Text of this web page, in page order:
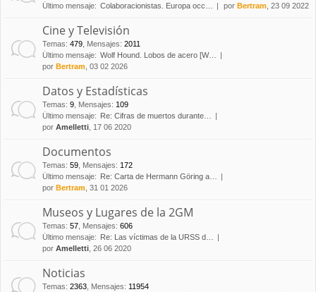
Último mensaje: Colaboracionistas. Europa occ… por Bertram , 23 09 2022
Cine y Televisión
Temas: 479 Mensajes: 2011
Último mensaje: Wolf Hound. Lobos de acero [W…
por Bertram , 03 02 2026
Datos y Estadísticas
Temas: 9 Mensajes: 109
Último mensaje:
Re: Cifras de muertos durante…
por Amelletti , 17 06 2020
Documentos
Temas: 59 Mensajes: 172
Último mensaje:
Re: Carta de Hermann Göring a…
por Bertram , 31 01 2026
Museos y Lugares de la 2GM
Temas: 57 Mensajes: 606
Último mensaje:
Re: Las víctimas de la URSS d…
por Amelletti , 26 06 2020
Noticias
Temas: 2363 Mensajes: 11954